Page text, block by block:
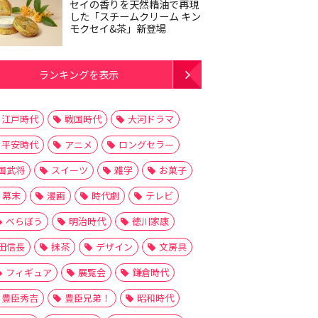
セイの香りを天然精油で再現
した「スチームクリーム キン
モクセイ&茶」新登場
ランキングを表示
江戸時代 戦国時代
大河ドラマ
平安時代
アニメ
ロングセラー
武将
スイーツ 雑学
お菓子
幕末
漫画 時代劇
テレビ
べらぼう
明治時代
徳川家康
信長
抹茶 デザイン
文房具
フィギュア
展覧会
鎌倉時代
豊臣秀吉
豊臣兄弟！
昭和時代